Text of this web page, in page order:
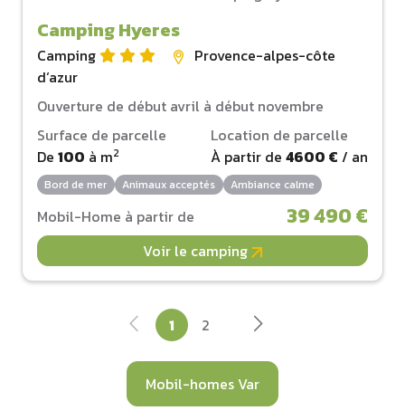
Camping Hyeres
Camping
Provence-alpes-côte
d‘azur
Ouverture de début avril à début novembre
Surface de parcelle
De 100 à m2
Location de parcelle
À partir de 4600 € / an
Bord de mer Animaux acceptés Ambiance calme
Mobil-Home à partir de 39 490 €
Voir le camping
1 2
Mobil-homes Var